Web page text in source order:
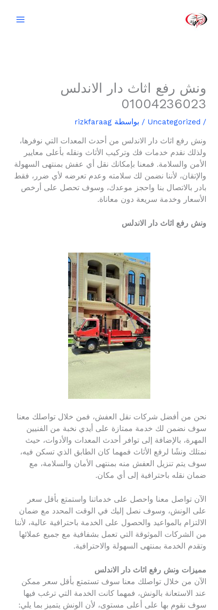
المحتوى
ونش رفع اثاث دار الاندلس
01004236023
/
Uncategorized / بواسطة rizkfaraag
ونش رفع اثاث دار الاندلس من أحدث المعدات التي نوفرها،
ولذلك نقدم خدمات فك وتركيب الأثاث ونقله بأعلى معايير
الأمن والسلامة. فمعنا بإمكانك نقل أي عفش بمنتهى السهولة
والإتقان، لأننا نضمن لك سلامته وعدم تعرضه لأي ضرر، فقط
بادر بالاتصال بنا واحجز موعدك، وسوف تحصل على أرخص
الأسعار وخدمة سريعة دون معاناة.
ونش رفع اثاث دار الاندلس
نحن من أفضل شركات نقل العفش، فمن خلال تواصلك معنا
سوف نضمن لك خدمة ممتازة على أيدي نخبة من الفنيين
المهرة، بالإضافة إلى توافر أحدث المعدات والأدوات، حيث
نمتلك ونشًا لرفع الأثاث فمهما كان الطابق الذي تسكن فيه،
سوف يتم تنزيل العفش منه بمنتهى الأمان والسلامة، مع
ضمان نقله باحترافية إلى أي مكان.
الآن تواصل معنا واحصل على خدماتنا واستمتع بأقل سعر
على الونش، وسوف نصل إليك في الوقت المحدد مع ضمان
الالتزام بالمواعيد والحصول على الخدمة باحترافية عالية، لأننا
من الشركات الموثوقة التي تعمل بشفافية مع جميع عملائها
وتقدم الخدمة بمنتهى السهولة والاحترافية.
مميزات ونش رفع اثاث دار الاندلس
الآن من خلال تواصلك معنا سوف تستمتع بأقل سعر ممكن
عند الاستعانة بالونش، فمهما كانت الخدمة التي ترغب فيها
سوف نقوم بها على أعلى مستوى، لأن الونش يتميز بما يلي: